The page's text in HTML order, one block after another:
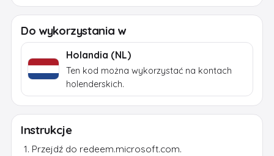
Do wykorzystania w
Holandia (NL)
Ten kod można wykorzystać na kontach
holenderskich.
Instrukcje
Przejdź do redeem.microsoft.com.